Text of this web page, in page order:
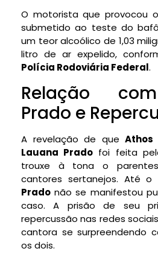
O motorista que provocou
submetido ao teste do
um teor alcoólico de 1,03
litro de ar expelido,
Polícia Rodoviária Federal.
Relação
Prado e
A revelação de que Athos
Lauana Prado foi feita
trouxe à tona o
cantores sertanejos. Até o
Prado não se manifestou
caso. A prisão de seu
repercussão nas redes
cantora se surpreendendo
os dois.